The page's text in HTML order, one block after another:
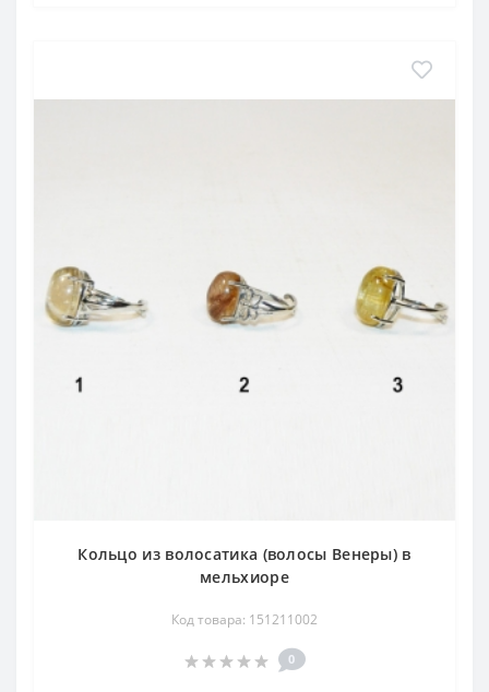
Кольцо из волосатика (волосы Венеры) в
мельхиоре
Код товара: 151211002
0